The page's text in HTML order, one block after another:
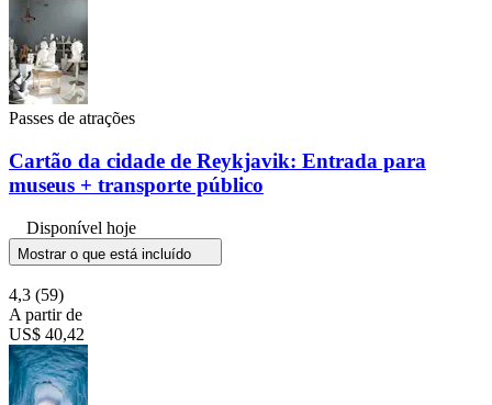
Passes de atrações
Cartão da cidade de Reykjavik: Entrada para
museus + transporte público
Disponível hoje
Mostrar o que está incluído
4,3 (59)
A partir de
US$ 40,42